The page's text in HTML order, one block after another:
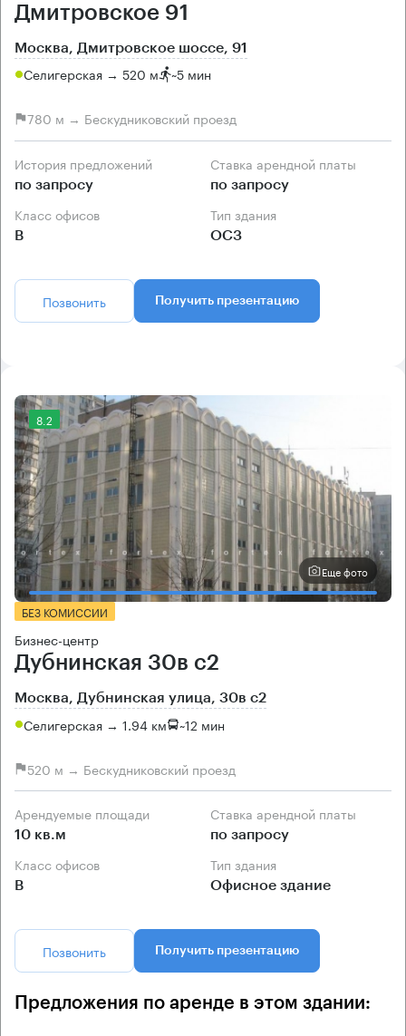
Дмитровское 91
Москва, Дмитровское шоссе, 91
Селигерская → 520 м ~5 мин
780 м → Бескудниковский проезд
История предложений
по запросу
Ставка арендной платы
по запросу
Класс офисов
B
Тип здания
ОСЗ
Позвонить Получить презентацию
8.2
Еще фото
БЕЗ КОМИССИИ
Бизнес-центр
Дубнинская 30в с2
Москва, Дубнинская улица, 30в с2
Селигерская → 1.94 км ~12 мин
520 м → Бескудниковский проезд
Арендуемые площади
10 кв.м
Ставка арендной платы
по запросу
Класс офисов
B
Тип здания
Офисное здание
Позвонить Получить презентацию
Предложения по аренде в этом здании: